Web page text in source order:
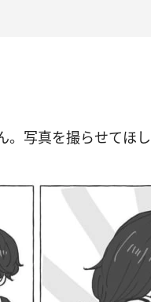
写真を撮らせてほ